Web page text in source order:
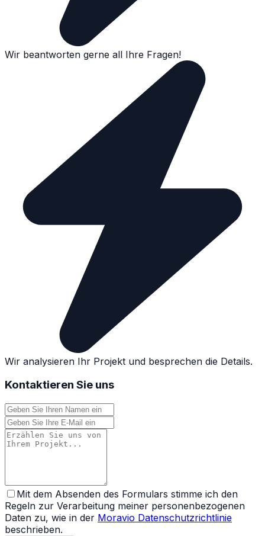
Wir beantworten gerne all Ihre Fragen!
Wir analysieren Ihr Projekt und besprechen die Details.
Kontaktieren Sie uns
Mit dem Absenden des Formulars stimme ich den
Regeln zur Verarbeitung meiner personenbezogenen
Daten zu, wie in der Moravio Datenschutzrichtlinie
beschrieben.